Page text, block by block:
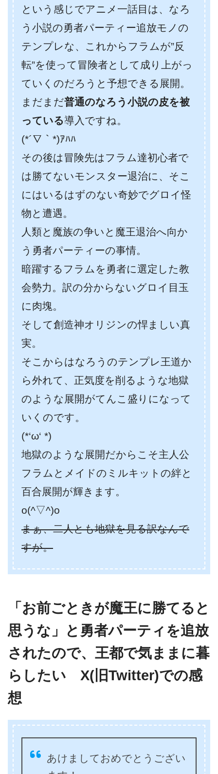
という感じでアニメ一話目は、なろ
う小説の勇者パーティー追放モノの
テンプレな、これからフラムが”反
転”を使って冒険者として成り上がっ
ていくのだろうと予想できる展開。
まだまだ普通のなろう小説の皮を被
っている導入ですね。
(*´∇｀*)ｱﾊﾊ
その後は冒険先はフラム達初心者で
は勝てないモンスター退治に、そこ
にはいるはずのない奇妙でグロイ怪
物と遭遇。
人類と魔族の争いと魔王退治へ向か
う勇者パーティーの事情。
暗躍するフラムを勇者に選定した教
会勢力。訳の分からないグロイ目玉
に肉塊。
そして創造神オリジンの悍ましい真
実。
そこからはなろうのテンプレ王道か
ら外れて、正気度を削るような地獄
のような展開がてんこ盛りになって
いくのです。
(*‘ω‘ *)
地獄のような展開だからこそ主人公
フラムとメイドのミルキットの絆と
百合展開が輝きます。
o(^▽^)o
まぁ、二人とも地獄を見る訳なんで
すが。
「お前ごときが魔王に勝てると
思うな」と勇者パーティを追放
されたので、王都で気ままに暮
らしたい X(旧Twitter)での感
想
あけましておめでとうござい